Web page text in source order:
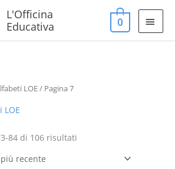
L'Officina
Educativa
0
LOE/ Pagina 7
LOE
84 di 106 risultati
Ordina